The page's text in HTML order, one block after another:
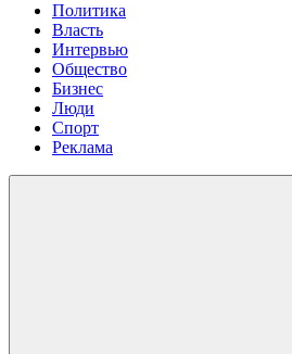
Политика
Власть
Интервью
Общество
Бизнес
Люди
Спорт
Реклама